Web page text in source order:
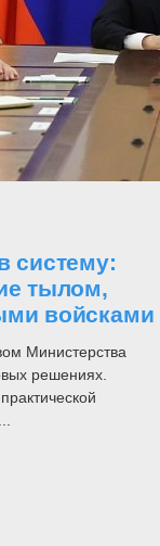
систему:
тылом,
войсками
Министерства
решениях.